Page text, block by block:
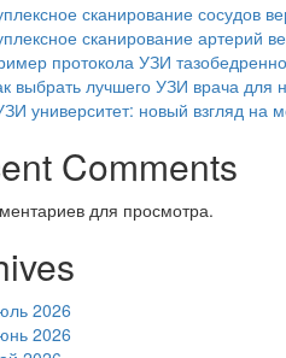
сканирование сосудов
сканирование артерий
протокола УЗИ
выбрать лучшего УЗИ врача
университет: новый взгляд на
Comments
для просмотра.
2026
2026